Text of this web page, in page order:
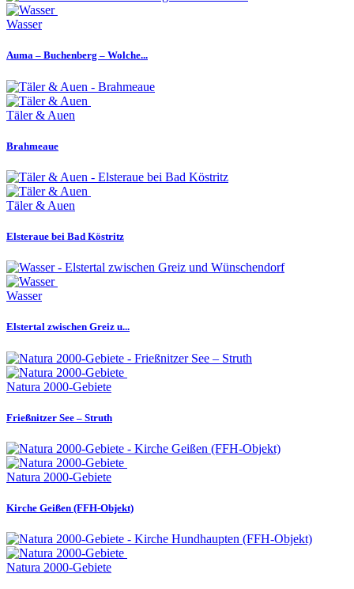
Wasser
Auma – Buchenberg – Wolche...
Täler & Auen
Brahmeaue
Täler & Auen
Elsteraue bei Bad Köstritz
Wasser
Elstertal zwischen Greiz u...
Natura 2000-Gebiete
Frießnitzer See – Struth
Natura 2000-Gebiete
Kirche Geißen (FFH-Objekt)
Natura 2000-Gebiete